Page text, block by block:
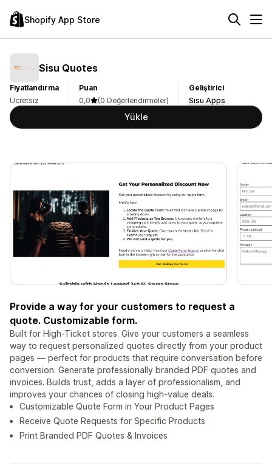
Shopify App Store
Sisu Quotes
Fiyatlandırma
Ücretsiz
Puan
0,0
(0 Değerlendirmeler)
Geliştirici
Sisu Apps
Yükle
Provide a way for your customers to request a
quote. Customizable form.
Built for High-Ticket stores. Give your customers a seamless
way to request personalized quotes directly from your product
pages — perfect for products that require conversation before
conversion. Generate professionally branded PDF quotes and
invoices. Builds trust, adds a layer of professionalism, and
improves your chances of closing high-value deals.
Customizable Quote Form in Your Product Pages
Receive Quote Requests for Specific Products
Print Branded PDF Quotes & Invoices